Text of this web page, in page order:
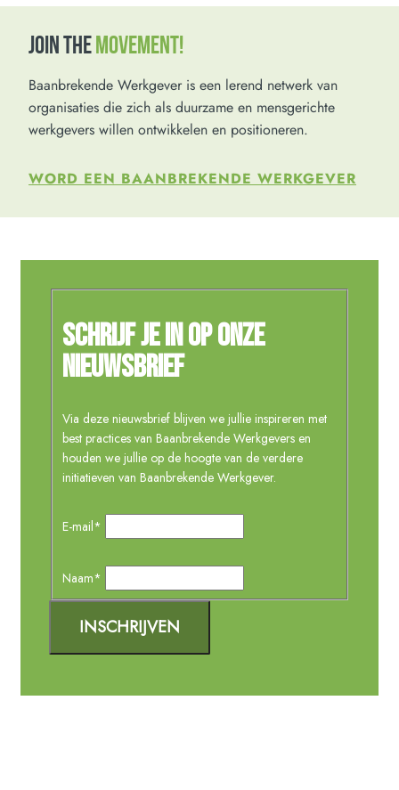
JOIN THEMOVEMENT!
Baanbrekende Werkgever is een lerend netwerk van
organisaties die zich als duurzame en mensgerichte
werkgevers willen ontwikkelen en positioneren.
WORD EEN BAANBREKENDE WERKGEVER